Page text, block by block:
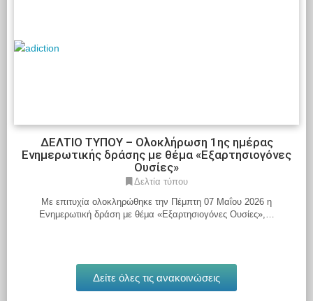
ΔΕΛΤΙΟ ΤΥΠΟΥ – Ολοκλήρωση 1ης ημέρας
Ενημερωτικής δράσης με θέμα «Εξαρτησιογόνες
Ουσίες»
Δελτία τύπου
Με επιτυχία ολοκληρώθηκε την Πέμπτη 07 Μαΐου 2026 η
Ενημερωτική δράση με θέμα «Εξαρτησιογόνες Ουσίες»,…
Δείτε όλες τις ανακοινώσεις